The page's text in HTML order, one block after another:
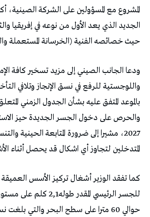
المشروع مع المسؤولين على الشركة الصينية،
الجديد الذي يعد الأول من نوعه في إفريقيا
حيث خصائصه الفنية (الخرسانة المستعملة
ودعا الجانب الصيني إلى مزيد تسخير كافة
واللوجستية للرفع في نسق الإنجاز وتلافي
بالموعد المتفق عليه بشأن الجدول الزمني
والحرص على دخول الجسر الجديدة حيز
2027، مشيرا إلى ضرورة المتابعة الحينية
المتدخلين لتجاوز أي اشكال قد يحصل أثناء
كما تفقد الوزير أشغال تركيز الأسس
للجسر الرئيسي المقدر